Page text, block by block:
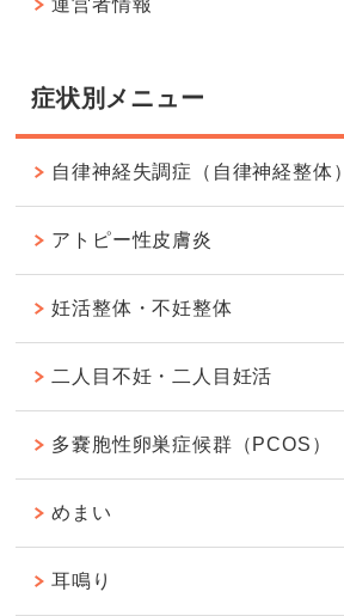
症状別メニュー
自律神経失調症（自律神経整体）
アトピー性皮膚炎
妊活整体・不妊整体
二人目不妊・二人目妊活
多嚢胞性卵巣症候群（PCOS）
めまい
耳鳴り